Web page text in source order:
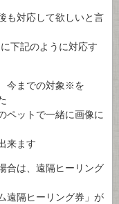
も対応して欲しいと言
下記のように対応す
今までの対象※を
ペットで一緒に画像に
来ます
合は、遠隔ヒーリング
遠隔ヒーリング券」が